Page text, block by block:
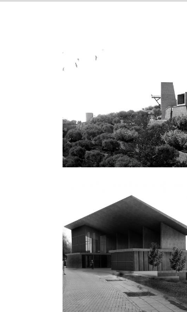
Oil-press factory -
and cultural center at
Διεθνής Αρχιτεκτονικός
Ιατρική Σχολή